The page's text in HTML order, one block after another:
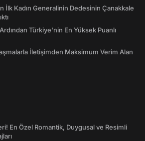
İlk Kadın Generalinin Dedesinin Çanakkale
Türkiye'nin En Yüksek Puanlı
İletişimden Maksimum Verim Alan
En Özel Romantik, Duygusal ve Resimli